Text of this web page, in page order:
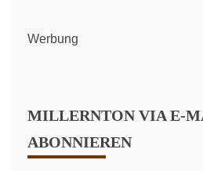
Werbung
MILLERNTON VIA E-
ABONNIEREN